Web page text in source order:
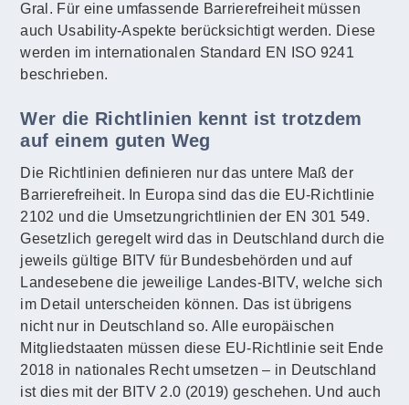
Gral. Für eine umfassende Barrierefreiheit müssen
auch Usability-Aspekte berücksichtigt werden. Diese
werden im internationalen Standard EN ISO 9241
beschrieben.
Wer die Richtlinien kennt ist trotzdem
auf einem guten Weg
Die Richtlinien definieren nur das untere Maß der
Barrierefreiheit. In Europa sind das die EU-Richtlinie
2102 und die Umsetzungrichtlinien der EN 301 549.
Gesetzlich geregelt wird das in Deutschland durch die
jeweils gültige BITV für Bundesbehörden und auf
Landesebene die jeweilige Landes-BITV, welche sich
im Detail unterscheiden können. Das ist übrigens
nicht nur in Deutschland so. Alle europäischen
Mitgliedstaaten müssen diese EU-Richtlinie seit Ende
2018 in nationales Recht umsetzen – in Deutschland
ist dies mit der BITV 2.0 (2019) geschehen. Und auch